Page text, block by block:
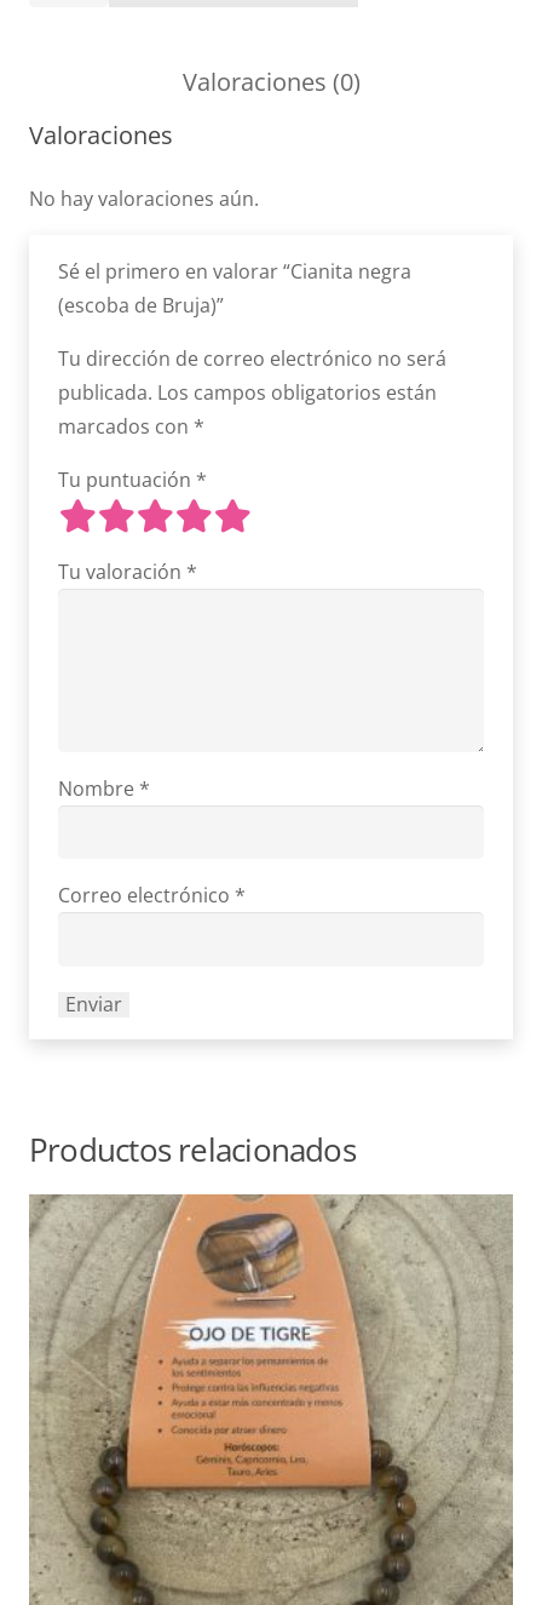
cantidad
Valoraciones (0)
Valoraciones
No hay valoraciones aún.
Sé el primero en valorar “Cianita negra
(escoba de Bruja)”
Tu dirección de correo electrónico no será
publicada. Los campos obligatorios están
marcados con *
Tu puntuación *
Tu valoración *
Nombre *
Correo electrónico *
Productos relacionados